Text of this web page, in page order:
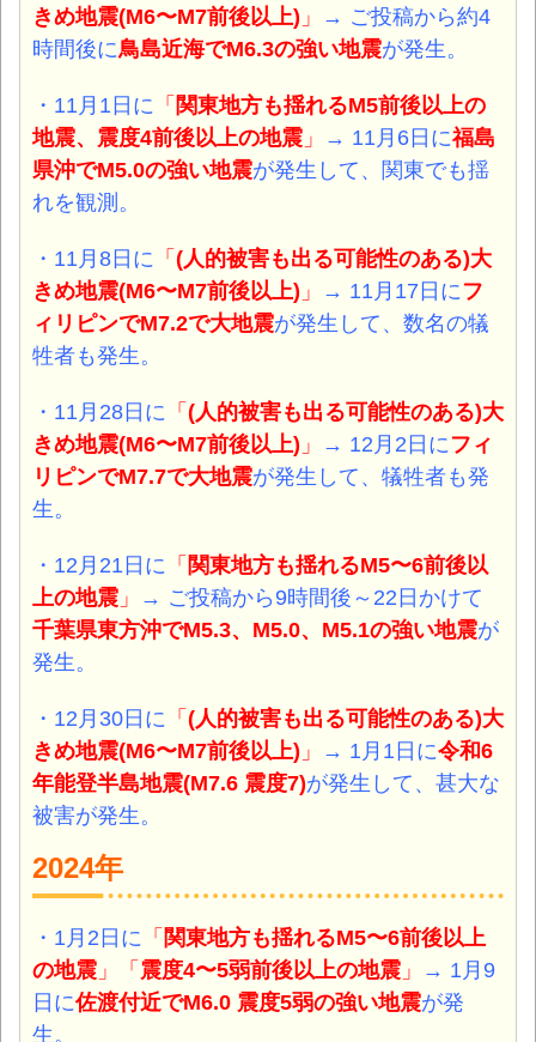
きめ地震(M6〜M7前後以上) 」
→ ご投稿から約4
時間後に鳥島近海でM6.3の強い地震が発生。
・11月1日に 「 関東地方も揺れるM5前後以上の
地震、震度4前後以上の地震 」 → 11月6日に福島
県沖でM5.0の強い地震が発生して、関東でも揺
れを観測。
・11月8日に 「 (人的被害も出る可能性のある)大
きめ地震(M6〜M7前後以上) 」 → 11月17日に フ
ィリピンでM7.2で大地震が発生して、数名の犠
牲者も発生。
・11月28日に 「 (人的被害も出る可能性のある)大
きめ地震(M6〜M7前後以上) 」 → 12月2日に フィ
リピンでM7.7で大地震が発生して、犠牲者も発
生。
・12月21日に 「 関東地方も揺れるM5〜6前後以
上の地震 」
→ ご投稿から9時間後～22日かけて
千葉県東方沖でM5.3、M5.0、M5.1の強い地震が
発生。
・12月30日に 「 (人的被害も出る可能性のある)大
きめ地震(M6〜M7前後以上) 」 → 1月1日に令和6
年能登半島地震(M7.6 震度7)が発生して、甚大な
被害が発生。
2024年
・1月2日に 「 関東地方も揺れるM5〜6前後以上
の地震 」「 震度4〜5弱前後以上の地震 」
→ 1月9
日に佐渡付近でM6.0 震度5弱の強い地震が発
生。